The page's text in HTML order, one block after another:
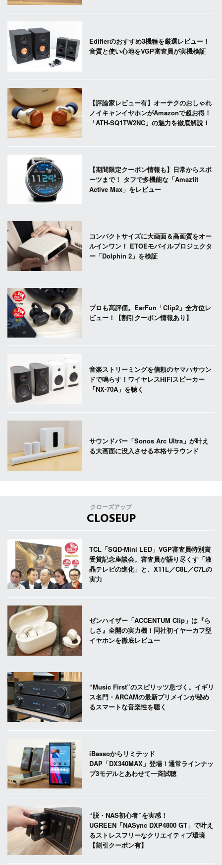
Edifierのおすすめ3機種を厳選レビュー！
音質と使い心地をVGP審査員が実機検証
【評論家レビュー有】オーテクのおしゃれ
ノイキャンイヤホンがAmazonで超お得！
「ATH-SQ1TW2NC」の魅力を徹底解説！
【期間限定クーポン情報も】日常からスポ
ーツまで！ タフで多機能な「Amazfit
Active Max」をレビュー
コンパクトサイズに大画面＆高画質をオー
ルインワン！ ETOEモバイルプロジェクタ
ー「Dolphin 2」を検証
プロも高評価。EarFun「Clip2」全方位レ
ビュー！【割引クーポン情報あり】
音楽ストリーミングを信頼のヤマハサウン
ドで鳴らす！ワイヤレスHiFiスピーカー
「NX-70A」を聴く
サウンドバー「Sonos Arc Ultra」が叶え
る大画面に没入させる本格サラウンド
クローズアップ
CLOSEUP
TCL「SQD-Mini LED」VGP審査員特別賞
受賞記念座談会。審査員が語り尽くす「液
晶テレビの進化」と、X11L／C8L／C7Lの
実力
ゼンハイザー「ACCENTUM Clip」は『ら
しさ』全開の実力機！同社初イヤーカフ型
イヤホンを徹底レビュー
“Music First”のスピリッツ息づく。イギリ
ス名門・ARCAMの最新プリメインが秘め
るスマートな音楽性を聴く
iBassoからリミテッド
DAP「DX340MAX」登場！通常ラインナッ
プ3モデルとあわせて一斉試聴
“脱・NAS初心者”を実感！
UGREEN「NASync DXP4800 GT」で叶え
るストレスフリーなクリエイティブ環境
【割引クーポン有】